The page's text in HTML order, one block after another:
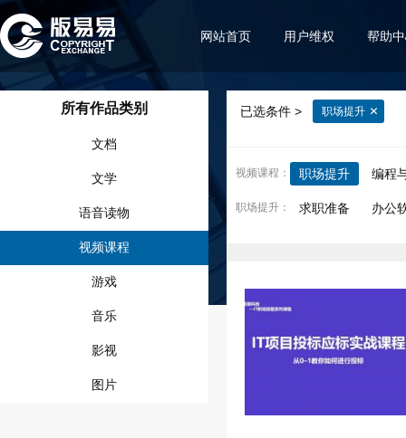
网站首页 用户维权 帮助
所有作品类别
文档
文学
语音读物
视频课程
游戏
音乐
影视
图片
已选条件 > 职场提升
视频课程 ： 职场提升 编程
职场提升 ： 求职准备 办公